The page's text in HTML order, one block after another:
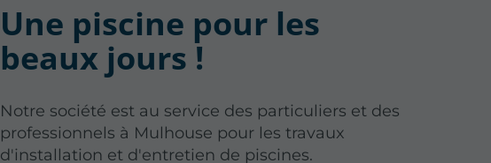
Une piscine pour les
beaux jours !
Notre société est au service des particuliers et des
professionnels à Mulhouse pour les travaux
d'installation et d'entretien de piscines.